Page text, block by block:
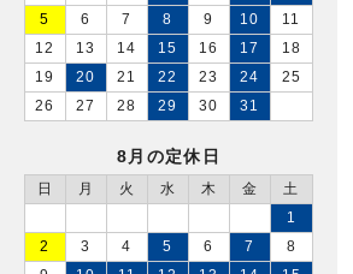
5
6 7 8 9 10
11
12
13 14 15 16 17
18
19
20 21 22 23 24
25
26
27 28 29 30 31
8月の定休日
日 月 火 水 木 金
土
1
2
3 4 5 6 7
8